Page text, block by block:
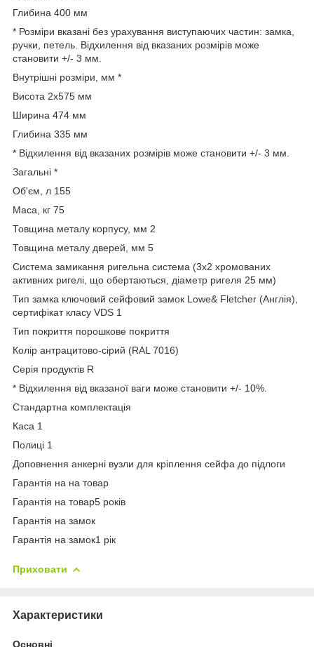
Глибина 400 мм
* Розміри вказані без урахування виступаючих частин: замка,
ручки, петель. Відхилення від вказаних розмірів може
становити +/- 3 мм.
Внутрішні розміри, мм *
Висота 2х575 мм
Ширина 474 мм
Глибина 335 мм
* Відхилення від вказаних розмірів може становити +/- 3 мм.
Загальні *
Об'єм, л 155
Маса, кг 75
Товщина металу корпусу, мм 2
Товщина металу дверей, мм 5
Система замикання ригельна система (3х2 хромованих
активних ригелі, що обертаються, діаметр ригеля 25 мм)
Тип замка ключовий сейфовий замок Lowe& Fletcher (Англія),
сертифікат класу VDS 1
Тип покриття порошкове покриття
Колір антрацитово-сірий (RAL 7016)
Серія продуктів R
* Відхилення від вказаної ваги може становити +/- 10%.
Стандартна комплектація
Каса 1
Полиці 1
Доповнення анкерні вузли для кріплення сейфа до підлоги
Гарантія на на товар
Гарантія на товар5 років
Гарантія на замок
Гарантія на замок1 рік
Приховати
Характеристики
Основні